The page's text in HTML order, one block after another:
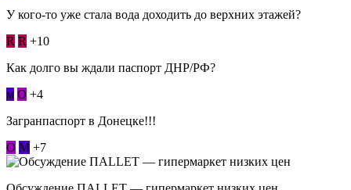
У кого-то уже стала вода доходить до верхних этажей?
R R +10
Как долго вы ждали паспорт ДНР/РФ?
м О +4
Загранпаспорт в Донецке!!!
О М +7